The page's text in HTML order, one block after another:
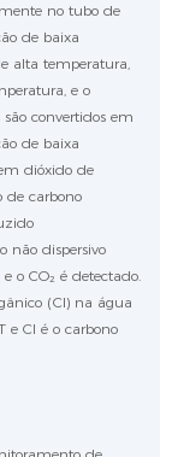
no tubo de
de baixa
alta temperatura,
e o
convertidos em
de baixa
dióxido de
de carbono
não dispersivo
o CO₂ é detectado.
(CI) na água
e CI é o carbono